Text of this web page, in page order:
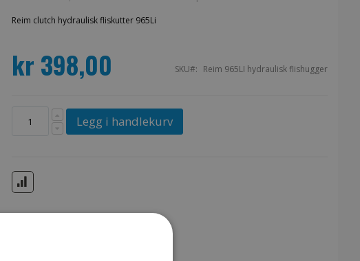
Reim clutch hydraulisk fliskutter 965Li
kr 398,00 SKU Reim 965LI hydraulisk flishugger
Legg i handlekurv